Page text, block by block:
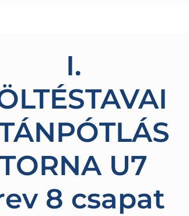
I.
TORNA U7
8 csapat